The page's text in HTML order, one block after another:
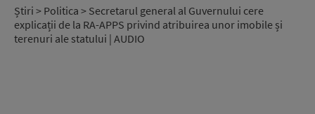
Știri > Politica > Secretarul general al Guvernului cere
explicații de la RA-APPS privind atribuirea unor imobile și
terenuri ale statului | AUDIO
RADIO
CONCURSURI